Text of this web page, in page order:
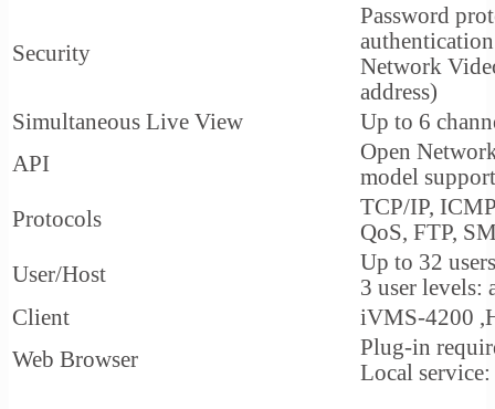
Security
Password
Network
address)
Simultaneous Live View
Up to 6
API
Open
model
Protocols
TCP/IP,
QoS, FTP,
User/Host
Up to 32 users
3 user levels:
Client
iVMS-4200
Web Browser
Plug-in
Local